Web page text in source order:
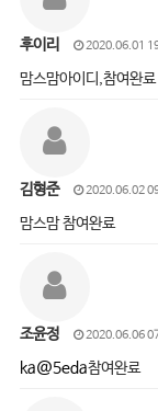
후이리 2020.06.01
맘스맘아이디,참여완료
김형준 2020.06.02
맘스맘 참여완료
조윤정 2020.06.06
ka@5eda참여완료